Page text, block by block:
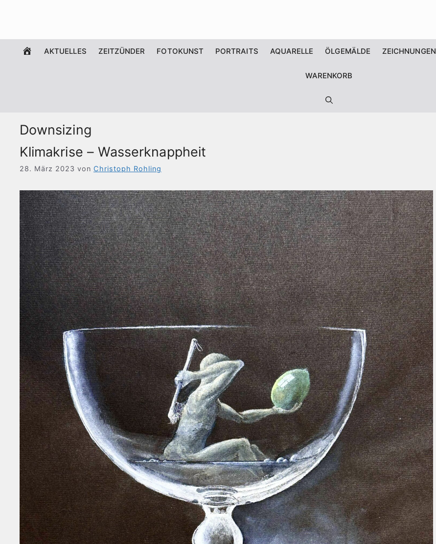
WILLKOMMEN
AKTUELLES ZEITZÜNDER FOTOKUNST PORTRAITS AQUARELLE ÖLGEMÄLDE ZEICHNUNGEN
WARENKORB
Downsizing
Klimakrise – Wasserknappheit
28. März 2023 von Christoph Rohling